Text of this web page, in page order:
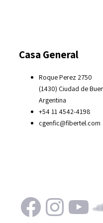
Casa General
Roque Perez 2750
(1430) Ciudad de
Argentina
+54 11 4542-4198
cgenfic@fibertel.com